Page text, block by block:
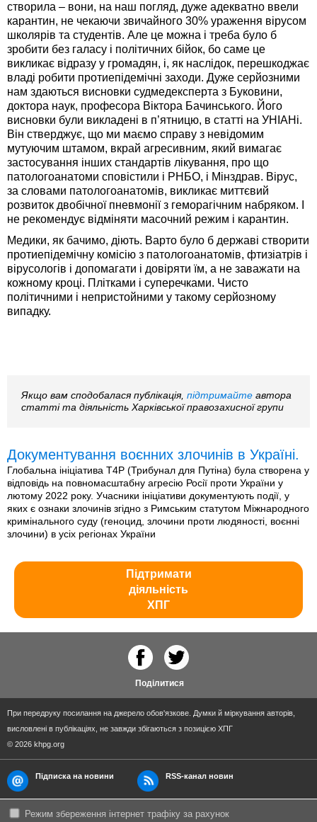
створила – вони, на наш погляд, дуже адекватно ввели
карантин, не чекаючи звичайного 30% ураження вірусом
школярів та студентів. Але це можна і треба було б
зробити без галасу і політичних бійок, бо саме це
викликає відразу у громадян, і, як наслідок, перешкоджає
владі робити протиепідемічні заходи. Дуже серйозними
нам здаються висновки судмедексперта з Буковини,
доктора наук, професора Віктора Бачинського. Його
висновки були викладені в п’ятницю, в статті на УНІАНі.
Він стверджує, що ми маємо справу з невідомим
мутуючим штамом, вкрай агресивним, який вимагає
застосування інших стандартів лікування, про що
патологоанатоми сповістили і РНБО, і Мінздрав. Вірус,
за словами патологоанатомів, викликає миттєвий
розвиток двобічної пневмонії з геморагічним набряком. І
не рекомендує відміняти масочний режим і карантин.
Медики, як бачимо, діють. Варто було б державі створити
протиепідемічну комісію з патологоанатомів, фтизіатрів і
вірусологів і допомагати і довіряти їм, а не заважати на
кожному кроці. Плітками і суперечками. Чисто
політичними і непристойними у такому серйозному
випадку.
Якщо вам сподобалася публікація, підтримайте автора
статті та діяльність Харківської правозахисної групи
Документування воєнних злочинів в Україні.
Глобальна ініціатива T4P (Трибунал для Путіна) була створена у
відповідь на повномасштабну агресію Росії проти України у
лютому 2022 року. Учасники ініціативи документують події, у
яких є ознаки злочинів згідно з Римським статутом Міжнародного
кримінального суду (геноцид, злочини проти людяності, воєнні
злочини) в усіх регіонах України
Підтримати
діяльність
ХПГ
Поділитися
При передруку посилання на джерело обов'язкове. Думки й міркування авторів,
висловлені в публікаціях, не завжди збігаються з позицією ХПГ
© 2026 khpg.org
Підписка на новини RSS-канал новин
Режим збереження інтернет трафіку за рахунок